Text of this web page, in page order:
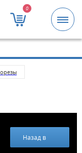
0
Назад в